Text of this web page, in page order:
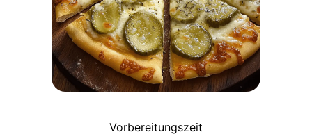
Vorbereitungszeit